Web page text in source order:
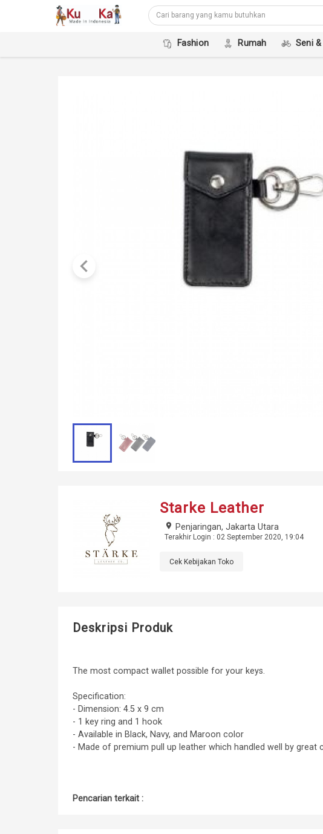
Fashion Rumah Seni
keyboard_arrow_left
Starke Leather
place Penjaringan, Jakarta Utara
Terakhir Login : 02 September 2020, 19:04
Cek Kebijakan Toko
Deskripsi Produk
The most compact wallet possible for your keys.
Specification:
- Dimension: 4.5 x 9 cm
- 1 key ring and 1 hook
- Available in Black, Navy, and Maroon color
- Made of premium pull up leather which handled well by great
Pencarian terkait :